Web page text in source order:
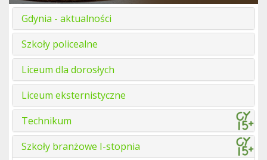
Gdynia - aktualności
Szkoły policealne
Liceum dla dorosłych
Liceum eksternistyczne
Technikum
Szkoły branżowe I-stopnia